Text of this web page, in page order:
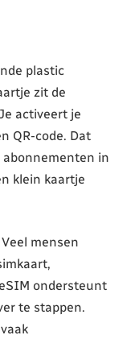
plastic
zit de
activeert je
QR-code. Dat
in
klein kaartje
mensen
ondersteunt
te stappen.